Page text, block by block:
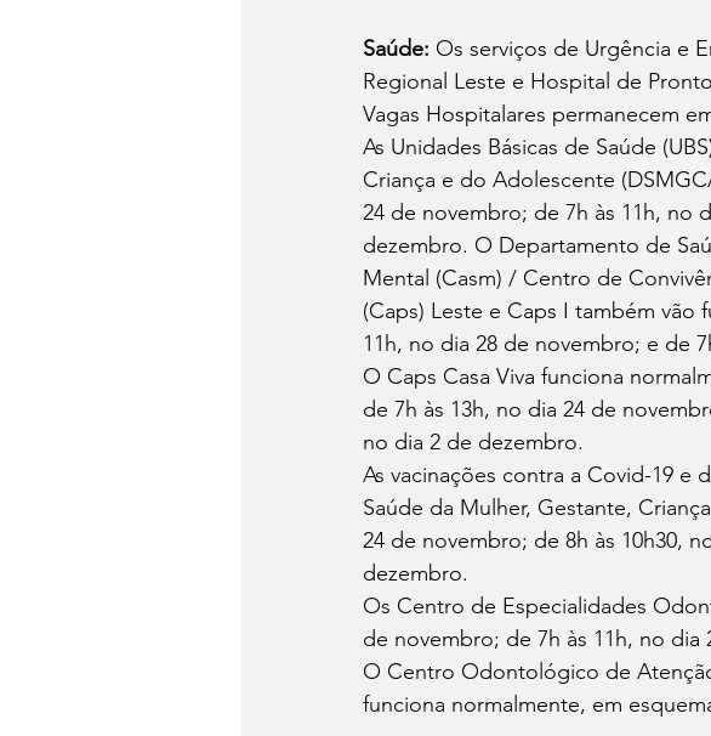
Saúde: Os serviços de Urgência e
Regional Leste e Hospital de
Vagas Hospitalares permanecem
As Unidades Básicas de Saúde
Criança e do Adolescente
24 de novembro; de 7h às 11h, no
dezembro. O Departamento de
Mental (Casm) / Centro de
(Caps) Leste e Caps I também vão
11h, no dia 28 de novembro; e de
O Caps Casa Viva funciona
de 7h às 13h, no dia 24 de
no dia 2 de dezembro.
As vacinações contra a Covid-19 e
Saúde da Mulher, Gestante,
24 de novembro; de 8h às 10h30,
dezembro.
Os Centro de Especialidades
de novembro; de 7h às 11h, no
O Centro Odontológico de
funciona normalmente, em